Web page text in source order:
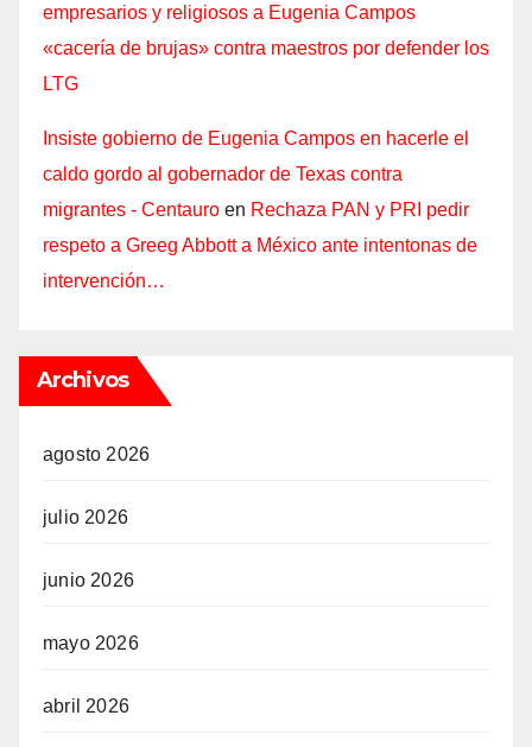
empresarios y religiosos a Eugenia Campos
«cacería de brujas» contra maestros por defender los
LTG
Insiste gobierno de Eugenia Campos en hacerle el
caldo gordo al gobernador de Texas contra
migrantes - Centauro en Rechaza PAN y PRI pedir
respeto a Greeg Abbott a México ante intentonas de
intervención…
Archivos
agosto 2026
julio 2026
junio 2026
mayo 2026
abril 2026